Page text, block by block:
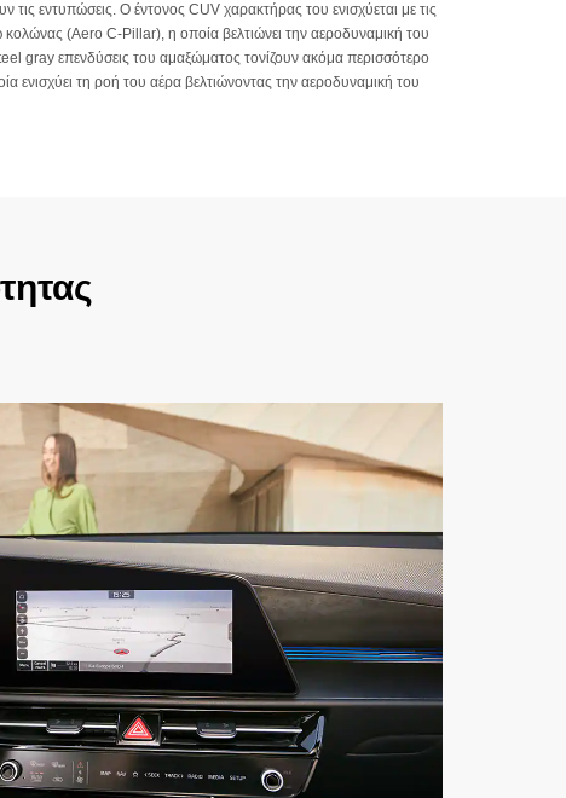
τις εντυπώσεις. Ο έντονος CUV χαρακτήρας του ενισχύεται με τις
(Aero C-Pillar), η οποία βελτιώνει την αεροδυναμική του
gray επενδύσεις του αμαξώματος τονίζουν ακόμα περισσότερο
ενισχύει τη ροή του αέρα βελτιώνοντας την αεροδυναμική του